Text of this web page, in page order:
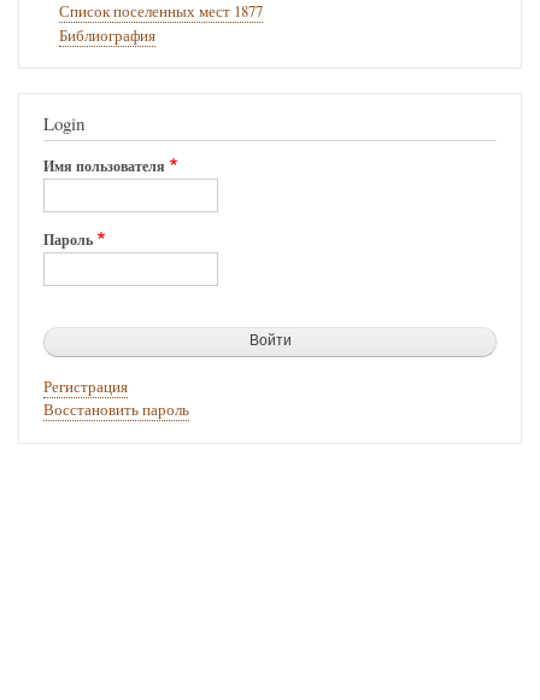
Список поселенных мест 1877
Библиография
Login
Имя пользователя
Пароль
Регистрация
Восстановить пароль